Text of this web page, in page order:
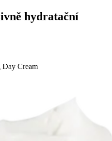
hydratační
Day Cream